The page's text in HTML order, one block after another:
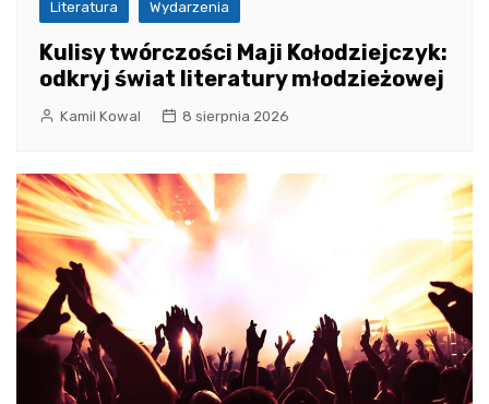
Literatura Wydarzenia
Kulisy twórczości Maji Kołodziejczyk:
odkryj świat literatury młodzieżowej
Kamil Kowal 8 sierpnia 2026